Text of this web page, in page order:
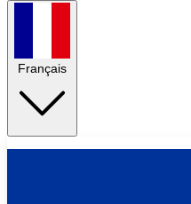
Français